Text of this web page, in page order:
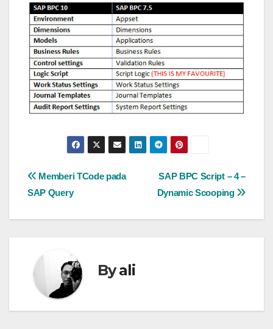
Post
navigation
SAP BPC Script – 4 –
Dynamic Scooping
Memberi TCode pada
SAP Query
Byali